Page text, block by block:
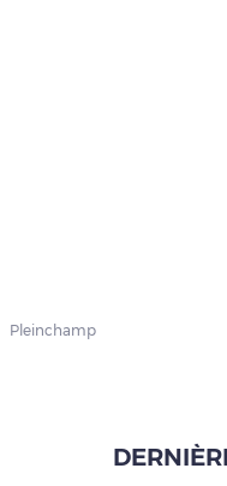
Pleinchamp